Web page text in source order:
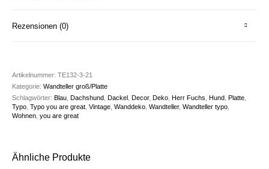
Rezensionen (0)
Artikelnummer:TE132-3-21
Kategorie:Wandteller groß/Platte
Schlagwörter:Blau ,Dachshund ,Dackel ,Decor,Deko ,Herr Fuchs ,Hund ,Platte
Typo ,Typo you are great ,Vintage ,Wanddeko ,Wandteller,Wandteller typo
Wohnen ,you are great
Ähnliche Produkte